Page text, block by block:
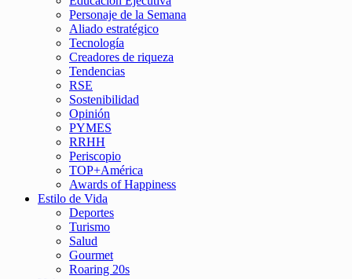
Personaje de la Semana
Aliado estratégico
Tecnología
Creadores de riqueza
Tendencias
RSE
Sostenibilidad
Opinión
PYMES
RRHH
Periscopio
TOP+América
Awards of Happiness
Estilo de Vida
Deportes
Turismo
Salud
Gourmet
Roaring 20s